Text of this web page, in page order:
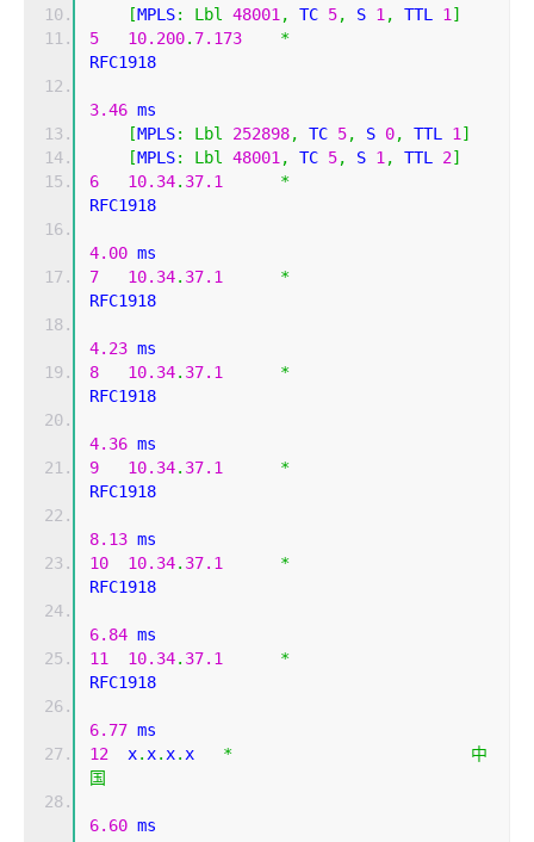
[MPLS: Lbl 48001 , TC 5, S 1 , TTL 1 ]
5
10.200. 7.173
*
RFC1918
3.46 ms
[MPLS: Lbl 252898, TC 5, S 0, TTL 1 ]
[MPLS: Lbl 48001 , TC 5, S 1 , TTL 2]
6
10.34. 37.1
*
RFC1918
4.00 ms
7
10.34. 37.1
*
RFC1918
4.23 ms
8
10.34. 37.1
*
RFC1918
4.36 ms
9
10.34. 37.1
*
RFC1918
8.13 ms
10
10.34. 37.1
*
RFC1918
6.84 ms
11
10.34. 37.1
*
RFC1918
6.77 ms
12
  x
. x. x. x *
中
国
6.60